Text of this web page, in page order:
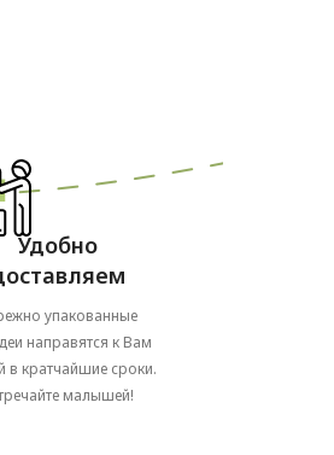
Удобно
упакованные
направятся к Вам
в кратчайшие сроки.
малышей!